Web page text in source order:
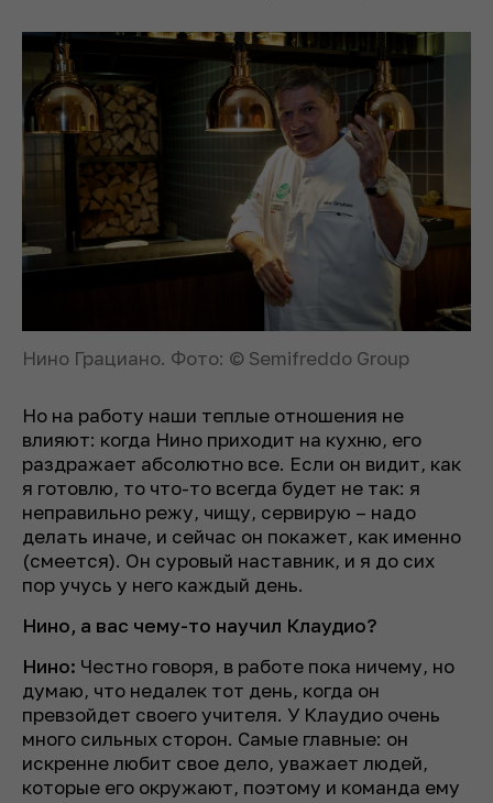
Нино Грациано. Фото: © Semifreddo Group
Но на работу наши теплые отношения не
влияют: когда Нино приходит на кухню, его
раздражает абсолютно все. Если он видит, как
я готовлю, то что-то всегда будет не так: я
неправильно режу, чищу, сервирую – надо
делать иначе, и сейчас он покажет, как именно
(смеется). Он суровый наставник, и я до сих
пор учусь у него каждый день.
Нино, а вас чему-то научил Клаудио?
Нино: Честно говоря, в работе пока ничему, но
думаю, что недалек тот день, когда он
превзойдет своего учителя. У Клаудио очень
много сильных сторон. Самые главные: он
искренне любит свое дело, уважает людей,
которые его окружают, поэтому и команда ему